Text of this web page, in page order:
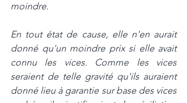
moindre.
En tout état de cause, elle n'en aurait
donné qu'un moindre prix si elle avait
connu les vices. Comme les vices
seraient de telle gravité qu'ils auraient
donné lieu à garantie sur base des vices